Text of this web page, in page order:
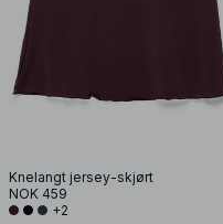
Knelangt jersey-skjørt
NOK 459
+2